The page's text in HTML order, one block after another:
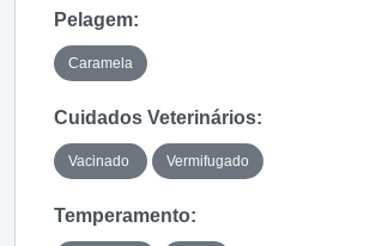
Pelagem:
Caramela
Cuidados Veterinários:
Vacinado Vermifugado
Temperamento: